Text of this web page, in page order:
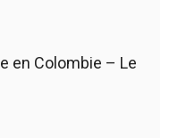
en Colombie – Le